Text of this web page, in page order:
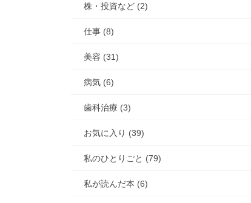
株・投資など (2)
仕事 (8)
美容 (31)
病気 (6)
歯科治療 (3)
お気に入り (39)
私のひとりごと (79)
私が読んだ本 (6)